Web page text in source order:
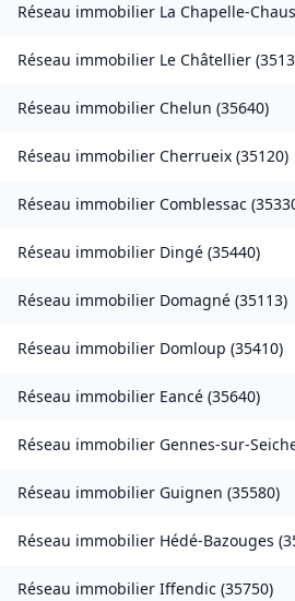
Réseau immobilier La Chapelle-
Réseau immobilier Le Châtellier (
Réseau immobilier Chelun (35640)
Réseau immobilier Cherrueix (35120)
Réseau immobilier Comblessac (
Réseau immobilier Dingé (35440)
Réseau immobilier Domagné (35113)
Réseau immobilier Domloup (35410)
Réseau immobilier Eancé (35640)
Réseau immobilier Gennes-sur-
Réseau immobilier Guignen (35580)
Réseau immobilier Hédé-Bazouges (
Réseau immobilier Iffendic (35750)